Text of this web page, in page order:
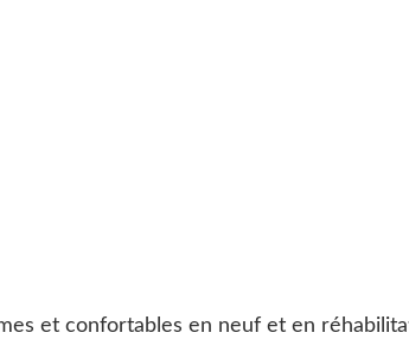
et confortables en neuf et en